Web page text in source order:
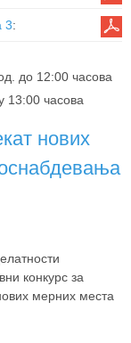
3:
до 12:00 часова
13:00 часова
нових
конкурс за
мерних места